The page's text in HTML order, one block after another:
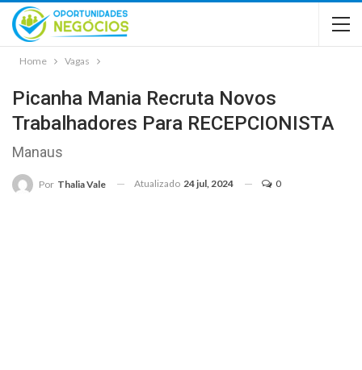
Home Vagas
Picanha Mania Recruta Novos
Trabalhadores Para RECEPCIONISTA
Manaus
Por Thalia Vale Atualizado 24 jul, 2024 0